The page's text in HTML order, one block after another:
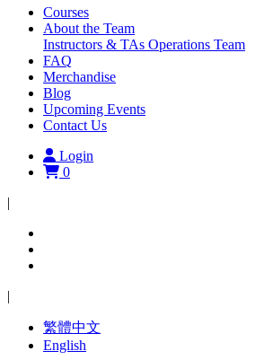
Courses
About the Team
Instructors & TAs Operations Team
FAQ
Merchandise
Blog
Upcoming Events
Contact Us
Login
0
|
|
繁體中文
English